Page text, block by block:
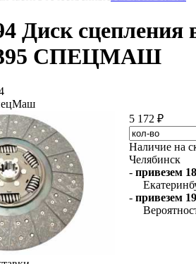
Диск
395 СПЕЦМАШ
5 172 ₽
Наличие на
Челябинск
- привезем
- привезем